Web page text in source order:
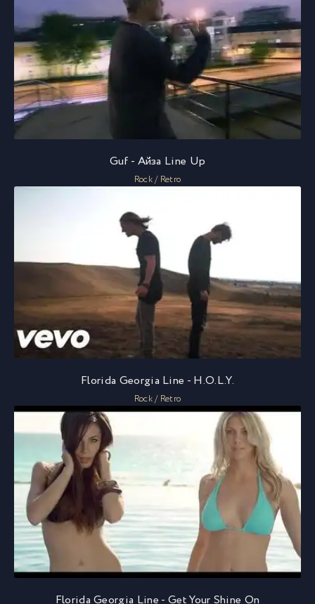
Guf - Айза Line Up
Rock / Retro
Florida Georgia Line - H.O.L.Y.
Rock / Retro
Florida Georgia Line - Get Your Shine On